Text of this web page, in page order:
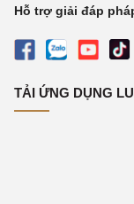
Hỗ trợ giải đáp
TẢI ỨNG DỤNG